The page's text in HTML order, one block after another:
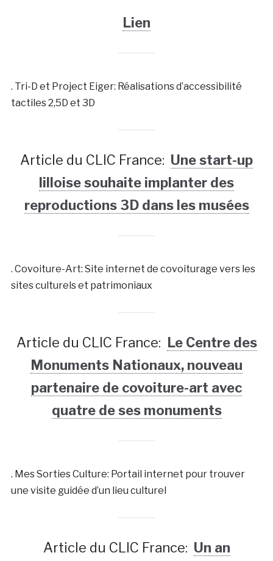
Lien
. Tri-D et Project Eiger: Réalisations d’accessibilité
tactiles 2,5D et 3D
Article du CLIC France: Une start-up
lilloise souhaite implanter des
reproductions 3D dans les musées
. Covoiture-Art: Site internet de covoiturage vers les
sites culturels et patrimoniaux
Article du CLIC France: Le Centre des
Monuments Nationaux, nouveau
partenaire de covoiture-art avec
quatre de ses monuments
. Mes Sorties Culture: Portail internet pour trouver
une visite guidée d’un lieu culturel
Article du CLIC France: Un an